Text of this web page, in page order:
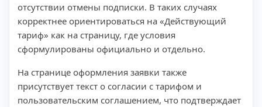
отсутствии отмены подписки. В таких случаях
корректнее ориентироваться на «Действующий
тариф» как на страницу, где условия
сформулированы официально и отдельно.
На странице оформления заявки также
присутствует текст о согласии с тарифом и
пользовательским соглашением, что подтверждает